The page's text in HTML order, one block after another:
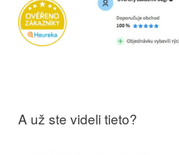
A už ste videli tieto?